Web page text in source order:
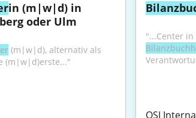
oder Ulm
(m|w|d), alternativ als
(m|w|d)erste..."
OSI